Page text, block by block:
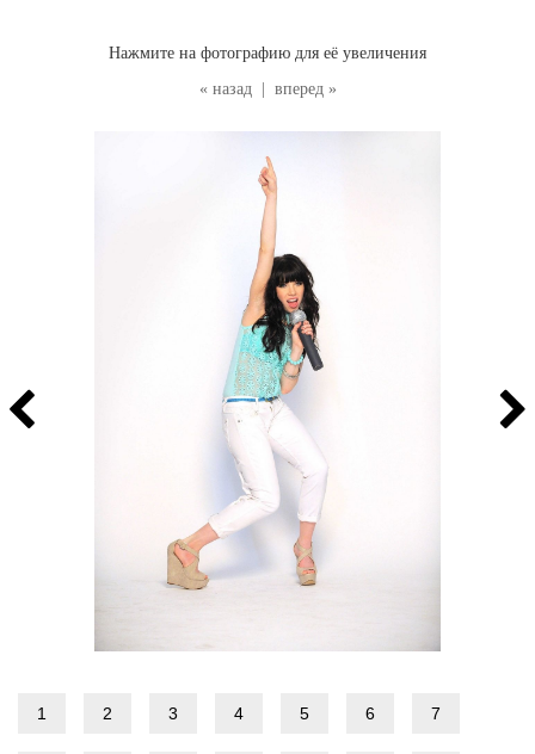
« назад вперед »
Нажмите на фотографию для её увеличения
1 2 3 4 5 6 7